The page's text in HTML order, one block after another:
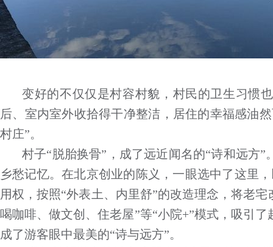
变好的不仅仅是村容村貌，村民的卫生习惯
后、室内室外收拾得干净整洁，居住的幸福感油
村庄”。
村子“脱胎换骨”，成了远近闻名的“诗和远方
乡愁记忆。在北京创业的陈义，一眼选中了这里
用权，按照“外表土、内里舒”的改造理念，将老宅
喝咖啡、做文创、住老屋”等“小院+”模式，吸引
成了游客眼中最美的“诗与远方”。